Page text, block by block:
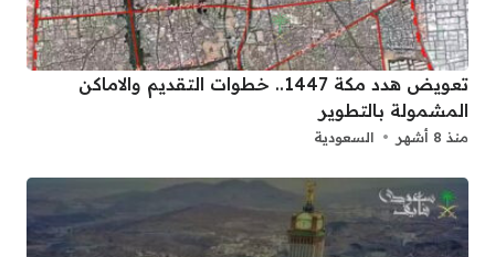
تعويض هدد مكة 1447.. خطوات التقديم والاماكن
المشمولة بالتطوير
منذ 8 أشهر السعودية